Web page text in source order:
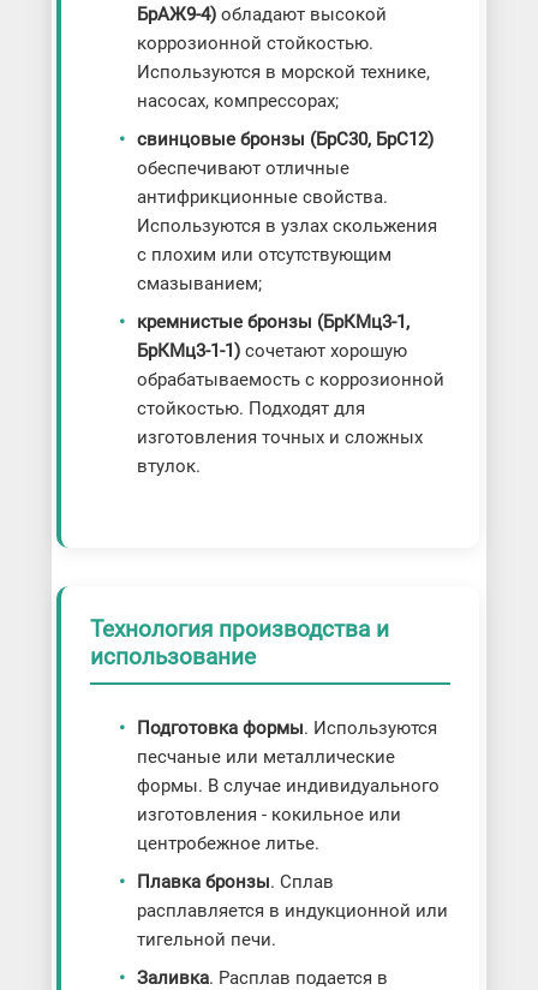
БрАЖ9-4)обладают высокой
коррозионной стойкостью.
Используются в морской технике,
насосах, компрессорах;
свинцовые бронзы (БрС30, БрС12)
обеспечивают отличные
антифрикционные свойства.
Используются в узлах скольжения
с плохим или отсутствующим
смазыванием;
кремнистые бронзы (БрКМц3-1,
БрКМц3-1-1)сочетают хорошую
обрабатываемость с коррозионной
стойкостью. Подходят для
изготовления точных и сложных
втулок.
Технология производства и
использование
Подготовка формы. Используются
песчаные или металлические
формы. В случае индивидуального
изготовления - кокильное или
центробежное литье.
Плавка бронзы. Сплав
расплавляется в индукционной или
тигельной печи.
Заливка. Расплав подается в